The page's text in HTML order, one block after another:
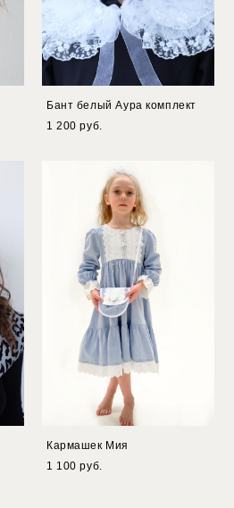
Бант белый Аура комплект
1 200 pуб.
Кармашек Мия
1 100 pуб.